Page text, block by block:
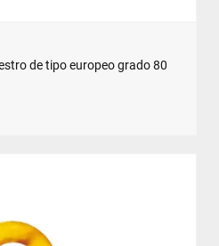
de tipo europeo grado 80